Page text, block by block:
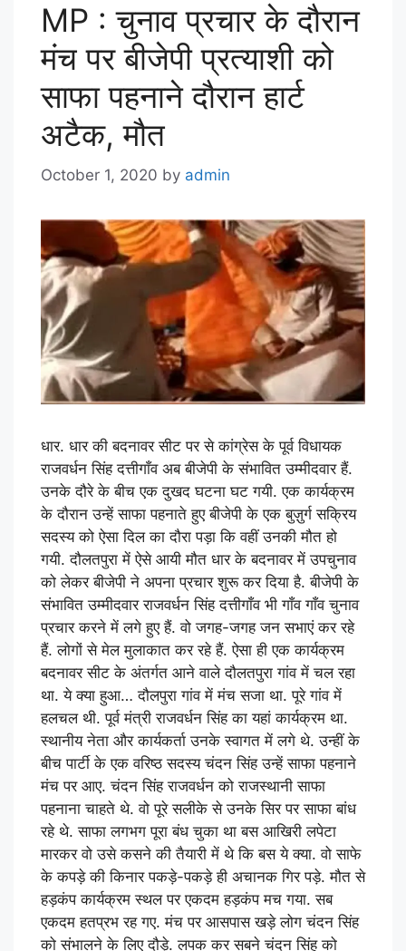
MP : चुनाव प्रचार के दौरान
मंच पर बीजेपी प्रत्याशी को
साफा पहनाने दौरान हार्ट
अटैक, मौत
October 1, 2020 by admin
धार. धार की बदनावर सीट पर से कांग्रेस के पूर्व विधायक
राजवर्धन सिंह दत्तीगाँव अब बीजेपी के संभावित उम्मीदवार हैं.
उनके दौरे के बीच एक दुखद घटना घट गयी. एक कार्यक्रम
के दौरान उन्हें साफा पहनाते हुए बीजेपी के एक बुज़ुर्ग सक्रिय
सदस्य को ऐसा दिल का दौरा पड़ा कि वहीं उनकी मौत हो
गयी. दौलतपुरा में ऐसे आयी मौत धार के बदनावर में उपचुनाव
को लेकर बीजेपी ने अपना प्रचार शुरू कर दिया है. बीजेपी के
संभावित उम्मीदवार राजवर्धन सिंह दत्तीगाँव भी गाँव गाँव चुनाव
प्रचार करने में लगे हुए हैं. वो जगह-जगह जन सभाएं कर रहे
हैं. लोगों से मेल मुलाकात कर रहे हैं. ऐसा ही एक कार्यक्रम
बदनावर सीट के अंतर्गत आने वाले दौलतपुरा गांव में चल रहा
था. ये क्या हुआ… दौलपुरा गांव में मंच सजा था. पूरे गांव में
हलचल थी. पूर्व मंत्री राजवर्धन सिंह का यहां कार्यक्रम था.
स्थानीय नेता और कार्यकर्ता उनके स्वागत में लगे थे. उन्हीं के
बीच पार्टी के एक वरिष्ठ सदस्य चंदन सिंह उन्हें साफा पहनाने
मंच पर आए. चंदन सिंह राजवर्धन को राजस्थानी साफा
पहनाना चाहते थे. वो पूरे सलीके से उनके सिर पर साफा बांध
रहे थे. साफा लगभग पूरा बंध चुका था बस आखिरी लपेटा
मारकर वो उसे कसने की तैयारी में थे कि बस ये क्या. वो साफे
के कपड़े की किनार पकड़े-पकड़े ही अचानक गिर पड़े. मौत से
हड़कंप कार्यक्रम स्थल पर एकदम हड़कंप मच गया. सब
एकदम हतप्रभ रह गए. मंच पर आसपास खड़े लोग चंदन सिंह
को संभालने के लिए दौड़े. लपक कर सबने चंदन सिंह को